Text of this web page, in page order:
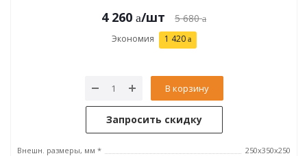
4 260 /шт 5 680
Экономия 1 420
В корзину
Запросить скидку
Внешн. размеры, мм *
250x350x250